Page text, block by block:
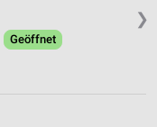
❯
Geöffnet